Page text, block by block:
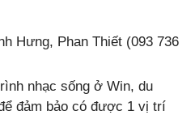
Hưng, Phan Thiết (093 736
nhạc sống ở Win, du
đảm bảo có được 1 vị trí